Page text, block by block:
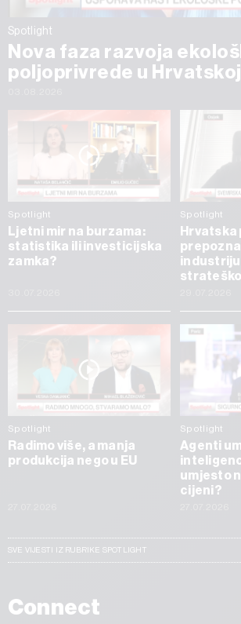
Spotlight
Nova faza razvoja
poljoprivrede u Hrvatskoj
Spotlight
Ljetni mir na burzama:
statistika ili investicijska
zamka?
Spotlight
Hrvatska
Spotlight
Radimo više, a manja
produkcija nego u EU
Spotlight
Agenti
umjesto
cijeni?
SVE VIJESTI IZ RUBRIKE SPOTLIGHT
Connect